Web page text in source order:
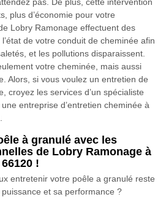
plus d’économie pour votre
Lobry Ramonage effectuent des
de votre conduit de cheminée afin
et les pollutions disparaissent.
votre cheminée, mais aussi
Alors, si vous voulez un entretien de
croyez les services d’un spécialiste
entreprise d’entretien cheminée à
à granulé avec les
de Lobry Ramonage à
!
entretenir votre poêle a granulé reste
et sa performance ?